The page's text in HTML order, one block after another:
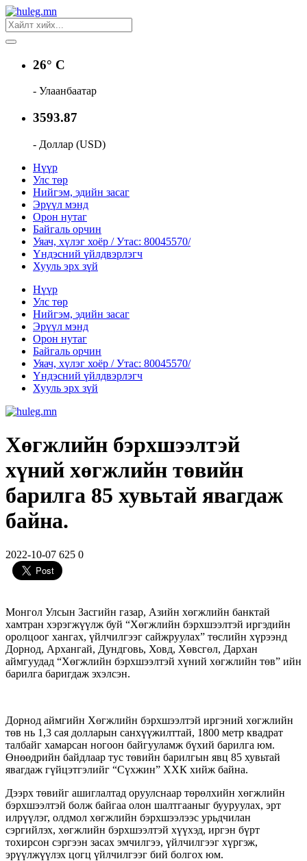
26° C
- Улаанбаатар
3593.87
- Доллар (USD)
Нүүр
Улс төр
Нийгэм, эдийн засаг
Эрүүл мэнд
Орон нутаг
Байгаль орчин
Уяач, хүлэг хоёр / Утас: 80045570/
Үндэсний үйлдвэрлэгч
Хууль эрх зүй
Нүүр
Улс төр
Нийгэм, эдийн засаг
Эрүүл мэнд
Орон нутаг
Байгаль орчин
Уяач, хүлэг хоёр / Утас: 80045570/
Үндэсний үйлдвэрлэгч
Хууль эрх зүй
Хөгжлийн бэрхшээлтэй
хүний хөгжлийн төвийн
барилга 85 хувьтай явагдаж
байна.
2022-10-07 625 0
Монгол Улсын Засгийн газар, Азийн хөгжлийн банктай
хамтран хэрэгжүүлж буй “Хөгжлийн бэрхшээлтэй иргэдийн
оролцоог хангах, үйлчилгээг сайжруулах” төслийн хүрээнд
Дорнод, Архангай, Дундговь, Ховд, Хөвсгөл, Дархан
аймгуудад “Хөгжлийн бэрхшээлтэй хүний хөгжлийн төв” ийн
барилга баригдаж эхэлсэн.
Дорнод аймгийн Хөгжлийн бэрхшээлтэй иргэний хөгжлийн
төв нь 1,3 сая долларын санхүүжилттай, 1800 метр квадрат
талбайг хамарсан ногоон байгууламж бүхий барилга юм.
Өнөөдрийн байдлаар тус төвийн барилгын явц 85 хувьтай
явагдаж гүйцэтгэлийг “Сүхжин” ХХК хийж байна.
Дээрх төвийг ашиглалтад оруулснаар төрөлхийн хөгжлийн
бэрхшээлтэй болж байгаа олон шалтгааныг бууруулах, эрт
илрүүлэг, олдмол хөгжлийн бэрхшээлээс урьдчилан
сэргийлэх, хөгжлийн бэрхшээлтэй хүүхэд, иргэн бүрт
тохирсон сэргээн засах эмчилгээ, үйлчилгээг хүргэж,
эрүүлжүүлэх цогц үйлчилгээг бий болгох юм.